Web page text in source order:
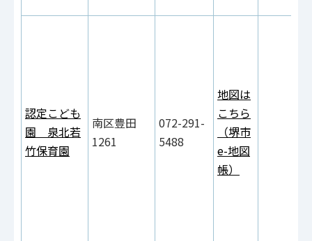
認定こども
園 泉北若
竹保育園
南区豊田
1261
072-291-
5488
地図は
こちら
（堺市
e-地図
帳）